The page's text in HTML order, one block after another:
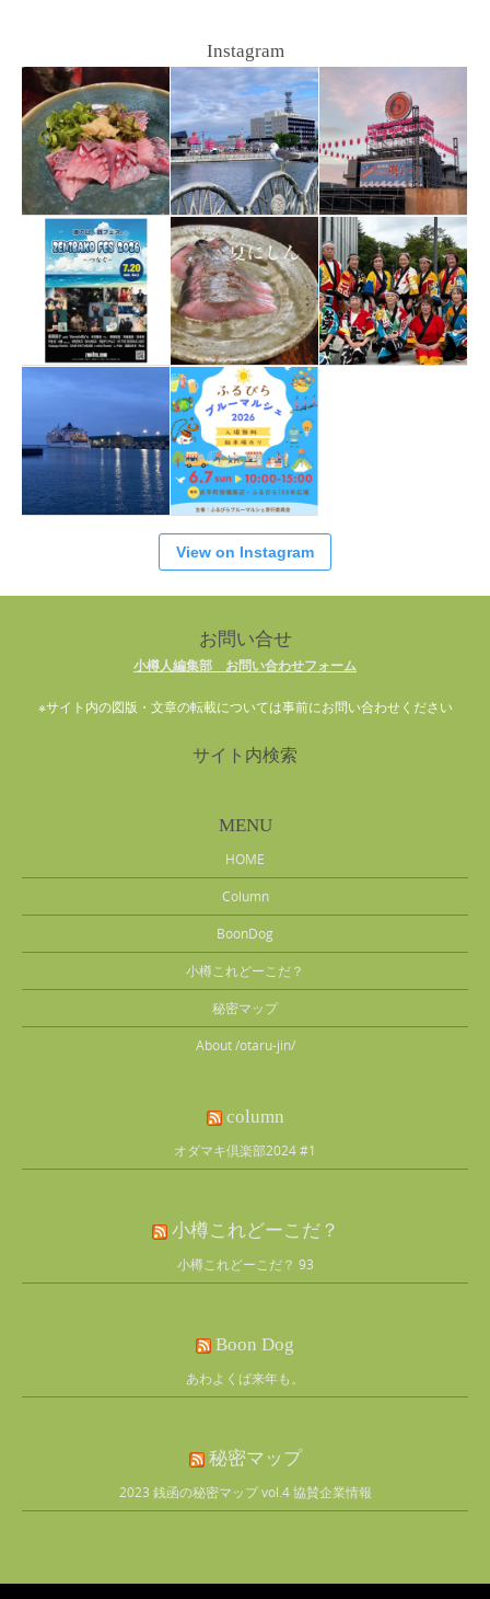
Instagram
View on Instagram
お問い合せ
小樽人編集部 お問い合わせフォーム
※サイト内の図版・文章の転載については事前にお問い合わせください
サイト内検索
MENU
HOME
Column
BoonDog
小樽これどーこだ？
秘密マップ
About /otaru-jin/
column
オダマキ倶楽部2024 #1
小樽これどーこだ？
小樽これどーこだ？ 93
Boon Dog
あわよくば来年も。
秘密マップ
2023 銭函の秘密マップ vol.4 協賛企業情報